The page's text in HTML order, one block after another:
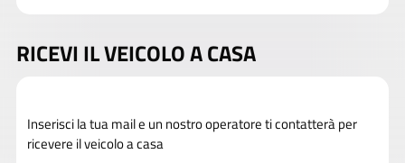
RICEVI IL VEICOLO A CASA
Inserisci la tua mail e un nostro operatore ti contatterà per
ricevere il veicolo a casa